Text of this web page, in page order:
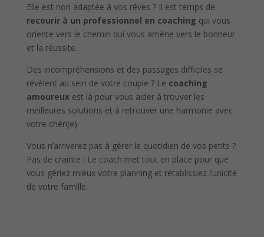
Elle est non adaptée à vos rêves ? Il est temps de
recourir à un professionnel en coaching qui vous
oriente vers le chemin qui vous amène vers le bonheur
et la réussite.
Des incompréhensions et des passages difficiles se
révèlent au sein de votre couple ? Le coaching
amoureuxest là pour vous aider à trouver les
meilleures solutions et à retrouver une harmonie avec
votre chéri(e).
Vous n’arriverez pas à gérer le quotidien de vos petits ?
Pas de crainte ! Le coach met tout en place pour que
vous gériez mieux votre planning et rétablissiez l’unicité
de votre famille.